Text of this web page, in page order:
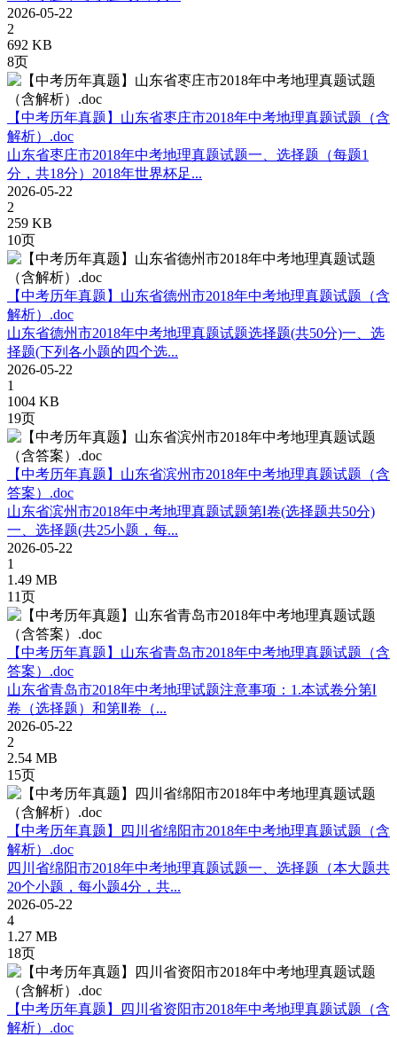
2026-05-22
2
692 KB
8页
【中考历年真题】山东省枣庄市2018年中考地理真题试题（含
解析）.doc
山东省枣庄市2018年中考地理真题试题一、选择题（每题1
分，共18分）2018年世界杯足...
2026-05-22
2
259 KB
10页
【中考历年真题】山东省德州市2018年中考地理真题试题（含
解析）.doc
山东省德州市2018年中考地理真题试题选择题(共50分)一、选
择题(下列各小题的四个选...
2026-05-22
1
1004 KB
19页
【中考历年真题】山东省滨州市2018年中考地理真题试题（含
答案）.doc
山东省滨州市2018年中考地理真题试题第Ⅰ卷(选择题共50分)
一、选择题(共25小题，每...
2026-05-22
1
1.49 MB
11页
【中考历年真题】山东省青岛市2018年中考地理真题试题（含
答案）.doc
山东省青岛市2018年中考地理试题注意事项：1.本试卷分第Ⅰ
卷（选择题）和第Ⅱ卷（...
2026-05-22
2
2.54 MB
15页
【中考历年真题】四川省绵阳市2018年中考地理真题试题（含
解析）.doc
四川省绵阳市2018年中考地理真题试题一、选择题（本大题共
20个小题，每小题4分，共...
2026-05-22
4
1.27 MB
18页
【中考历年真题】四川省资阳市2018年中考地理真题试题（含
解析）.doc